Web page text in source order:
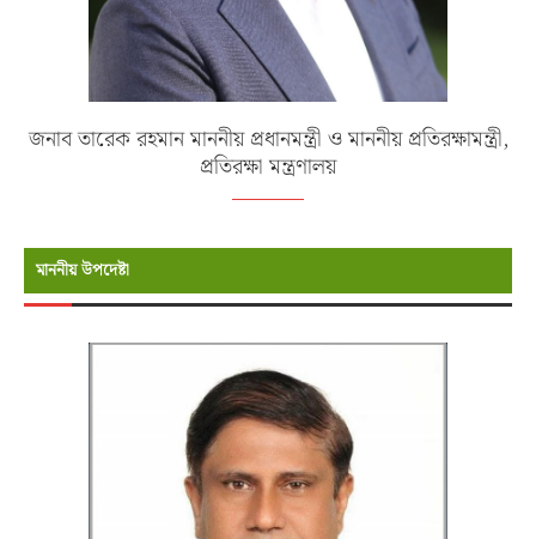
জনাব তারেক রহমান মাননীয় প্রধানমন্ত্রী ও মাননীয় প্রতিরক্ষামন্ত্রী,
প্রতিরক্ষা মন্ত্রণালয়
মাননীয় উপদেষ্টা